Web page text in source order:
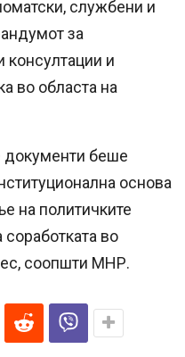
службени и
за
консултации и
во областа на
документи беше
основа
на политичките
во
соопшти МНР.